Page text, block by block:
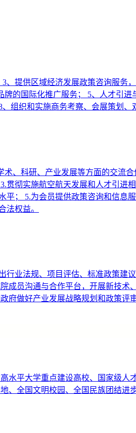
提供区域经济发展政策咨询服务
的国际化推广服务； 5、人才引
组织和实施商务考察、会展策划
、科研、产业发展等方面的交流
彻实施航空航天发展和人才引进
； 5.为会员提供政策咨询和信息
法权益。
业法规、项目评估、标准政策
员沟通与合作平台，开展新技
做好产业发展战略规划和政策
平大学重点建设高校、国家级
全国文明校园、全国民族团结